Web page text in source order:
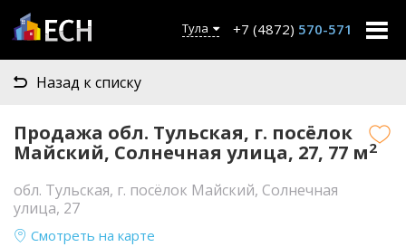
Тула +7 (4872) 570-571
Назад к списку
Продажа обл. Тульская, г. посёлок
Майский, Солнечная улица, 27, 77 м2
обл. Тульская, г. посёлок Майский, Солнечная
улица, 27
Смотреть на карте